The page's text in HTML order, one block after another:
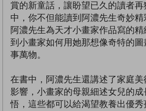
賞的新童話，讓盼望已久的讀者
中，你不但能讀到阿濃先生奇妙精
阿濃先生為天才小畫家作品寫的
到小畫家如何用她那想像奇特的
事萬物。
在書中，阿濃先生還講述了家庭
影響，小畫家的母親細述女兒的
悟，這些都可以給渴望教養出優